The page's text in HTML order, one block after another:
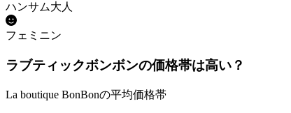
ハンサム大人
フェミニン
ラブティックボンボンの価格帯は高い？
La boutique BonBonの平均価格帯